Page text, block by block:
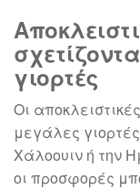
γιορτές
Οι
μεγάλες
Χάλοουιν ή την
οι προσφορές